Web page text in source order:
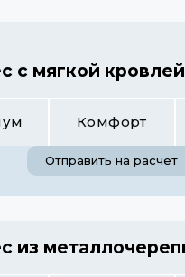
с мягкой кровлей
Комфорт
Отправить на расчет
из